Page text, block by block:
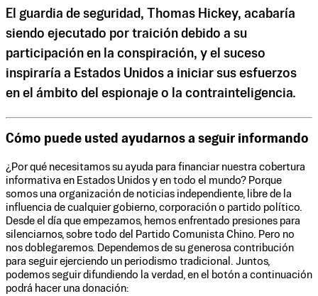
El guardia de seguridad, Thomas Hickey, acabaría
siendo ejecutado por traición debido a su
participación en la conspiración, y el suceso
inspiraría a Estados Unidos a iniciar sus esfuerzos
en el ámbito del espionaje o la contrainteligencia.
Cómo puede usted ayudarnos a seguir informando
¿Por qué necesitamos su ayuda para financiar nuestra cobertura
informativa en Estados Unidos y en todo el mundo? Porque
somos una organización de noticias independiente, libre de la
influencia de cualquier gobierno, corporación o partido político.
Desde el día que empezamos, hemos enfrentado presiones para
silenciarnos, sobre todo del Partido Comunista Chino. Pero no
nos doblegaremos. Dependemos de su generosa contribución
para seguir ejerciendo un periodismo tradicional. Juntos,
podemos seguir difundiendo la verdad, en el botón a continuación
podrá hacer una donación: